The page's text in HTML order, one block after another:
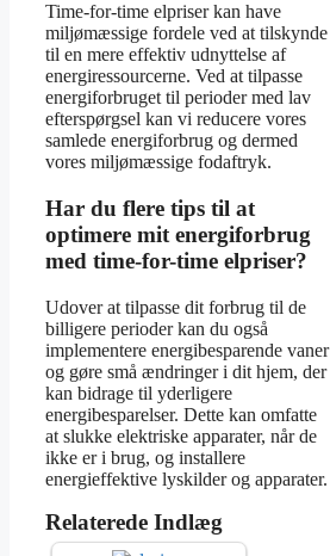
Time-for-time elpriser kan have
miljømæssige fordele ved at tilskynde
til en mere effektiv udnyttelse af
energiressourcerne. Ved at tilpasse
energiforbruget til perioder med lav
efterspørgsel kan vi reducere vores
samlede energiforbrug og dermed
vores miljømæssige fodaftryk.
Har du flere tips til at
optimere mit energiforbrug
med time-for-time elpriser?
Udover at tilpasse dit forbrug til de
billigere perioder kan du også
implementere energibesparende vaner
og gøre små ændringer i dit hjem, der
kan bidrage til yderligere
energibesparelser. Dette kan omfatte
at slukke elektriske apparater, når de
ikke er i brug, og installere
energieffektive lyskilder og apparater.
Relaterede Indlæg